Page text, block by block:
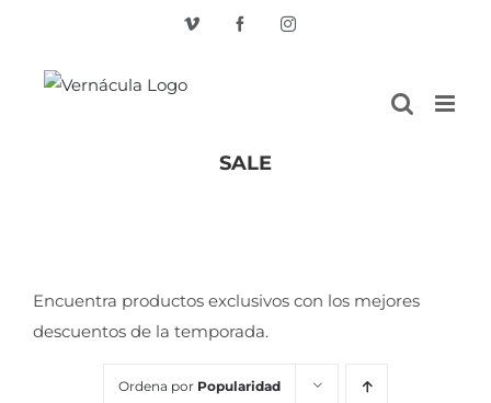
content
Vimeo FacebookInstagram
SALE
Encuentra productos exclusivos con los mejores
descuentos de la temporada.
Ordena por Popularidad